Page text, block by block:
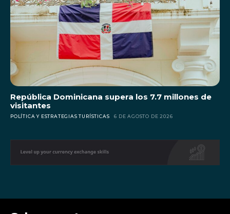
República Dominicana supera los 7.7 millones de
visitantes
POLÍTICA Y ESTRATEGIAS TURÍSTICAS 6 DE AGOSTO DE 2026